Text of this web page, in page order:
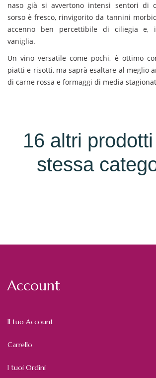
naso già si avvertono intensi sentori di
sorso è fresco, rinvigorito da tannini
accenno ben percettibile di ciliegia e,
vaniglia.
Un vino versatile come pochi, è ottimo
piatti e risotti, ma saprà esaltare al meglio
di carne rossa e formaggi di media
16 altri
stessa
Account
Il tuo Account
Carrello
I tuoi Ordini